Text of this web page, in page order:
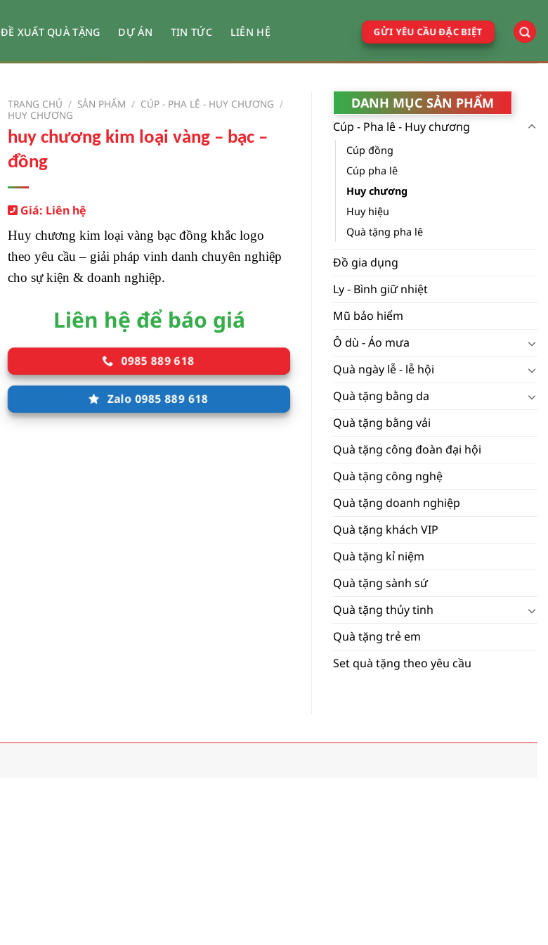
ĐỀ XUẤT QUÀ TẶNG DỰ ÁN TIN TỨC LIÊN HỆ GỬI YÊU CẦU ĐẶC BIỆT
TRANG CHỦ / SẢN PHẨM / CÚP - PHA LÊ - HUY CHƯƠNG /
HUY CHƯƠNG
huy chương kim loại vàng – bạc –
đồng
Giá: Liên hệ
Huy chương kim loại vàng bạc đồng khắc logo
theo yêu cầu – giải pháp vinh danh chuyên nghiệp
cho sự kiện & doanh nghiệp.
Liên hệ để báo giá
0985 889 618
Zalo 0985 889 618
DANH MỤC SẢN PHẨM
Cúp - Pha lê - Huy chương
Cúp đồng
Cúp pha lê
Huy chương
Huy hiệu
Quà tặng pha lê
Đồ gia dụng
Ly - Bình giữ nhiệt
Mũ bảo hiểm
Ô dù - Áo mưa
Quà ngày lễ - lễ hội
Quà tặng bằng da
Quà tặng bằng vải
Quà tặng công đoàn đại hội
Quà tặng công nghệ
Quà tặng doanh nghiệp
Quà tặng khách VIP
Quà tặng kỉ niệm
Quà tặng sành sứ
Quà tặng thủy tinh
Quà tặng trẻ em
Set quà tặng theo yêu cầu